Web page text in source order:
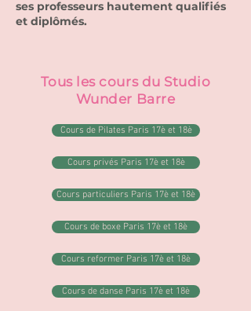
ses professeurs hautement qualifiés
et diplômés.
Tous les cours du Studio
Wunder Barre
Cours de Pilates Paris 17è et 18è
Cours privés Paris 17è et 18è
Cours particuliers Paris 17è et 18è
Cours de boxe Paris 17è et 18è
Cours reformer Paris 17è et 18è
Cours de danse Paris 17è et 18è